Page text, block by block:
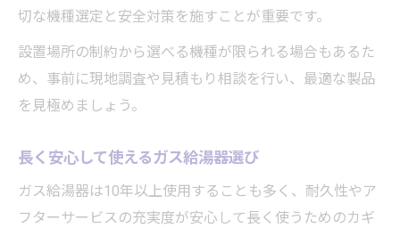
切な機種選定と安全対策を施すことが重要です。
設置場所の制約から選べる機種が限られる場合もあるた
め、事前に現地調査や見積もり相談を行い、最適な製品
を見極めましょう。
長く安心して使えるガス給湯器選び
ガス給湯器は10年以上使用することも多く、耐久性やア
フターサービスの充実度が安心して長く使うためのカギ